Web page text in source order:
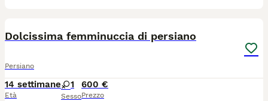
Dolcissima femminuccia di persiano
Persiano
14 settimane
Età
1
Sesso
600 €
Prezzo